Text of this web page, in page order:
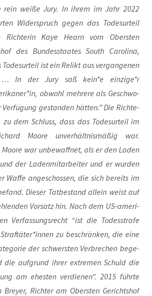
rein wei­ße Jury. In ihrem im Jahr 2022
Wider­spruch gegen das Todes­ur­teil
Rich­te­rin Kaye Hearn vom Obers­ten
des Bun­des­staa­tes South Caro­li­na,
Todes­ur­teil ist ein Relikt aus ver­gan­ge­nen
… In der Jury saß kein*e einzige*r
obwohl meh­re­re als Geschwo­
Ver­fü­gung gestan­den hät­ten.” Die Rich­te­
dem Schluss, dass das Todes­ur­teil im
Moo­re unver­hält­nis­mä­ßig war.
war unbe­waff­net, als er den Laden
der Laden­mit­ar­bei­ter und er wur­den
Waf­fe ange­schos­sen, die sich bereits im
Die­ser Tat­be­stand allein weist auf
Vor­satz hin. Nach dem US-ame­ri­
Ver­fas­sungs­recht “ist die Todes­stra­fe
zu beschrän­ken, die eine
der schwers­ten Ver­bre­chen bege­
die auf­grund ihrer extre­men Schuld die
am ehes­ten ver­die­nen”. 2015 führ­te
Brey­er, Rich­ter am Obers­ten Gerichts­hof